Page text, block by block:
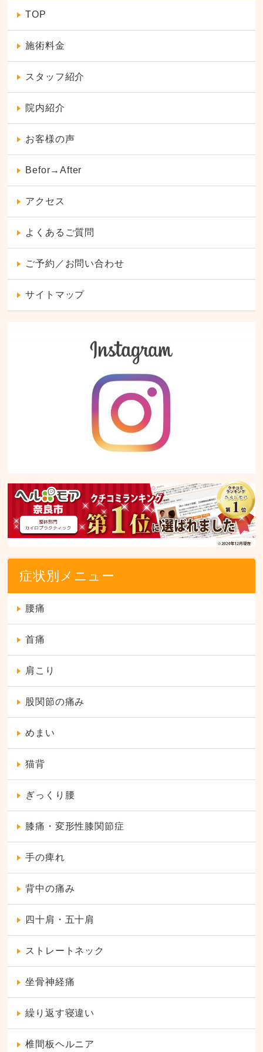
TOP
施術料金
スタッフ紹介
院内紹介
お客様の声
Befor→After
アクセス
よくあるご質問
ご予約／お問い合わせ
サイトマップ
症状別メニュー
腰痛
首痛
肩こり
股関節の痛み
めまい
猫背
ぎっくり腰
膝痛・変形性膝関節症
手の痺れ
背中の痛み
四十肩・五十肩
ストレートネック
坐骨神経痛
繰り返す寝違い
椎間板ヘルニア